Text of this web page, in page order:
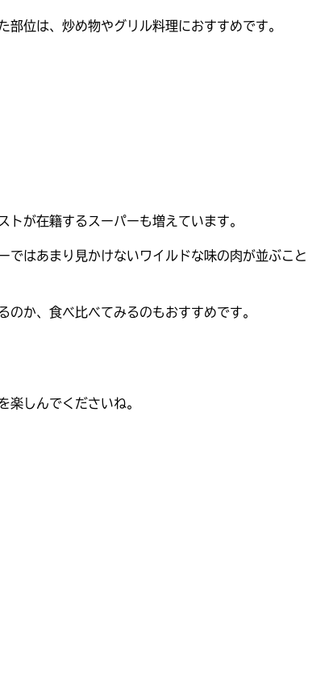
位は、炒め物やグリル料理におすすめです。
が在籍するスーパーも増えています。
ではあまり見かけないワイルドな味の肉が並ぶこと
か、食べ比べてみるのもおすすめです。
楽しんでくださいね。